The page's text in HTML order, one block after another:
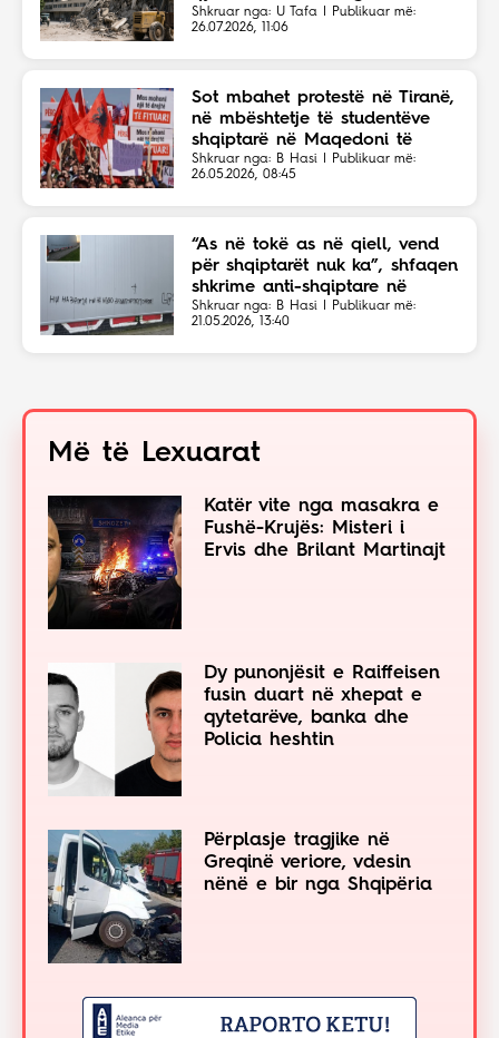
solidariteti botëror
Shkruar nga: U Tafa | Publikuar më:
26.07.2026, 11:06
Sot mbahet protestë në Tiranë,
në mbështetje të studentëve
shqiptarë në Maqedoni të
Veriut
Shkruar nga: B Hasi | Publikuar më:
26.05.2026, 08:45
“As në tokë as në qiell, vend
për shqiptarët nuk ka”, shfaqen
shkrime anti-shqiptare në
Shkup
Shkruar nga: B Hasi | Publikuar më:
21.05.2026, 13:40
Më të Lexuarat
Katër vite nga masakra e
Fushë-Krujës: Misteri i
Ervis dhe Brilant Martinajt
Dy punonjësit e Raiffeisen
fusin duart në xhepat e
qytetarëve, banka dhe
Policia heshtin
Përplasje tragjike në
Greqinë veriore, vdesin
nënë e bir nga Shqipëria